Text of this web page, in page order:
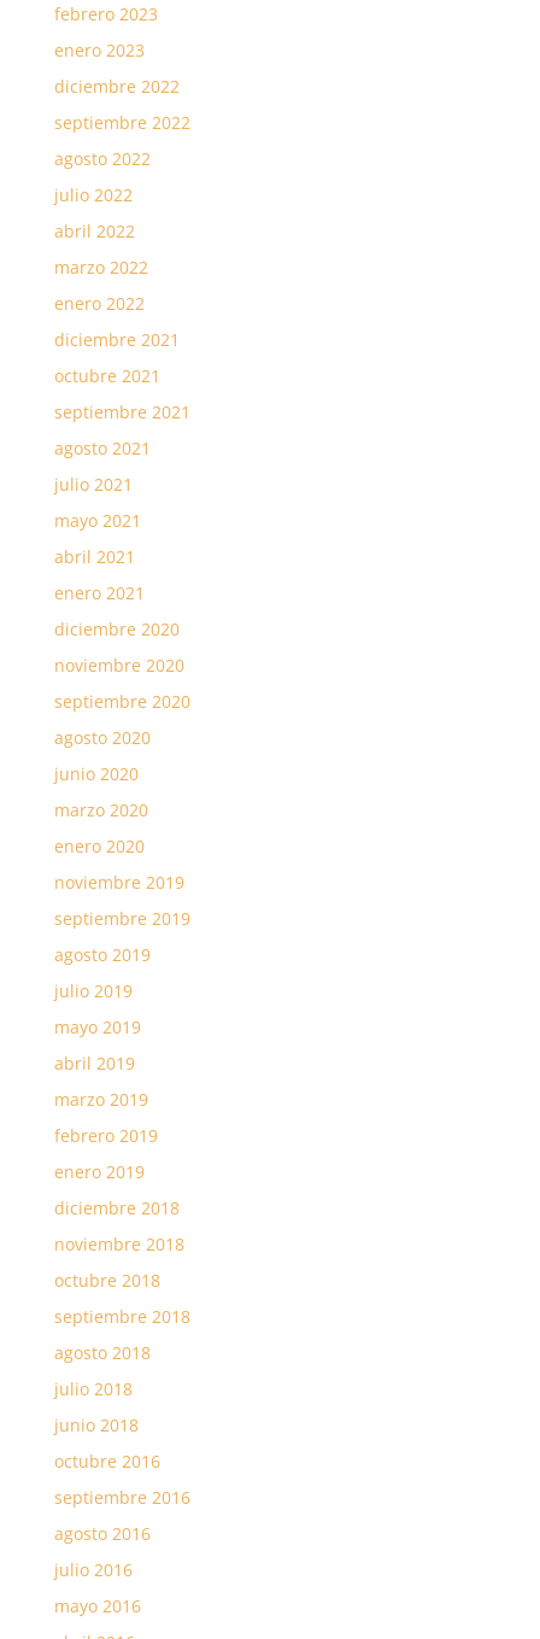
febrero 2023
enero 2023
diciembre 2022
septiembre 2022
agosto 2022
julio 2022
abril 2022
marzo 2022
enero 2022
diciembre 2021
octubre 2021
septiembre 2021
agosto 2021
julio 2021
mayo 2021
abril 2021
enero 2021
diciembre 2020
noviembre 2020
septiembre 2020
agosto 2020
junio 2020
marzo 2020
enero 2020
noviembre 2019
septiembre 2019
agosto 2019
julio 2019
mayo 2019
abril 2019
marzo 2019
febrero 2019
enero 2019
diciembre 2018
noviembre 2018
octubre 2018
septiembre 2018
agosto 2018
julio 2018
junio 2018
octubre 2016
septiembre 2016
agosto 2016
julio 2016
mayo 2016